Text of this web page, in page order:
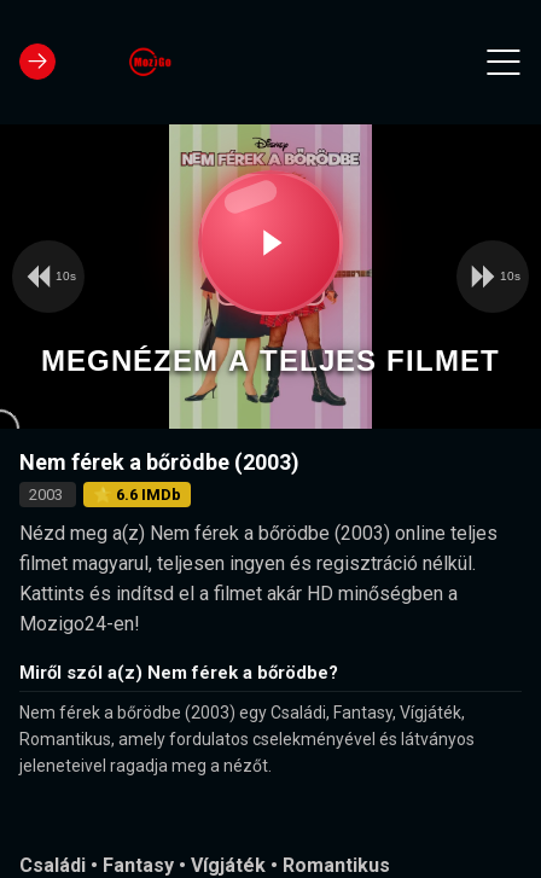
loading.
Play
Video
10s 10s
MEGNÉZEM A TELJES FILMET
Nem férek a bőrödbe (2003)
2003 ⭐ 6.6 IMDb
Nézd meg a(z) Nem férek a bőrödbe (2003) online teljes
filmet magyarul, teljesen ingyen és regisztráció nélkül.
Kattints és indítsd el a filmet akár HD minőségben a
Mozigo24-en!
Miről szól a(z) Nem férek a bőrödbe?
Nem férek a bőrödbe (2003) egy Családi, Fantasy, Vígjáték,
Romantikus, amely fordulatos cselekményével és látványos
jeleneteivel ragadja meg a nézőt.
Családi • Fantasy • Vígjáték • Romantikus